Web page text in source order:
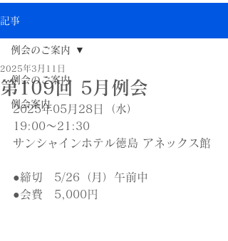
記事
例会のご案内
例会案内
例会のご案内
第109回 5月例会
2025年3月11日
2025年05月28日（水）
19:00〜21:30
サンシャインホテル徳島 アネックス館
●締切　5/26（月）午前中
●会費　5,000円